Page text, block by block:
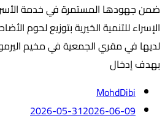
ضمن جهودها المستمرة في خدمة
الإسراء للتنمية الخيرية بتوزيع لحوم
لديها في مقري الجمعية في مخيم
بهدف إدخال
MohdDibi
2026-05-312026-06-09